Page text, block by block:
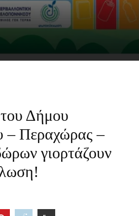
Δήμου
– Περαχώρας –
γιορτάζουν